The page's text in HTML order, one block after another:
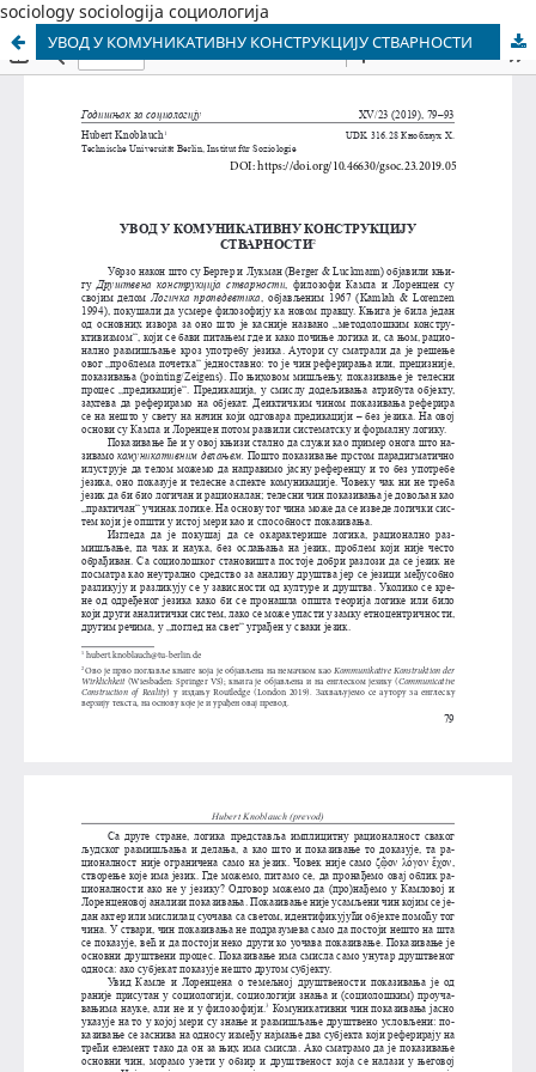
sociology sociologija социологија
УВОД У КОМУНИКАТИВНУ КОНСТРУКЦИЈУ СТВАРНОСТИ